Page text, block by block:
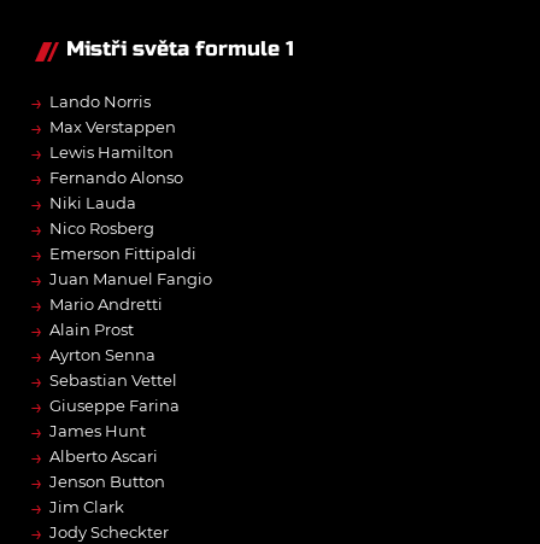
Mistři světa formule 1
→ Lando Norris
→ Max Verstappen
→ Lewis Hamilton
→ Fernando Alonso
→ Niki Lauda
→ Nico Rosberg
→ Emerson Fittipaldi
→ Juan Manuel Fangio
→ Mario Andretti
→ Alain Prost
→ Ayrton Senna
→ Sebastian Vettel
→ Giuseppe Farina
→ James Hunt
→ Alberto Ascari
→ Jenson Button
→ Jim Clark
→ Jody Scheckter